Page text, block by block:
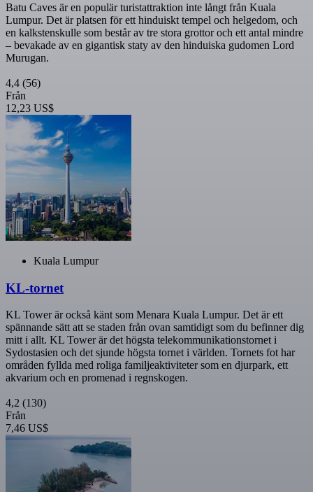
Batu Caves är en populär turistattraktion inte långt från Kuala
Lumpur. Det är platsen för ett hinduiskt tempel och helgedom, och
en kalkstenskulle som består av tre stora grottor och ett antal mindre
– bevakade av en gigantisk staty av den hinduiska gudomen Lord
Murugan.
4,4 (56)
Från
12,23 US$
Kuala Lumpur
KL-tornet
KL Tower är också känt som Menara Kuala Lumpur. Det är ett
spännande sätt att se staden från ovan samtidigt som du befinner dig
mitt i allt. KL Tower är det högsta telekommunikationstornet i
Sydostasien och det sjunde högsta tornet i världen. Tornets fot har
områden fyllda med roliga familjeaktiviteter som en djurpark, ett
akvarium och en promenad i regnskogen.
4,2 (130)
Från
7,46 US$